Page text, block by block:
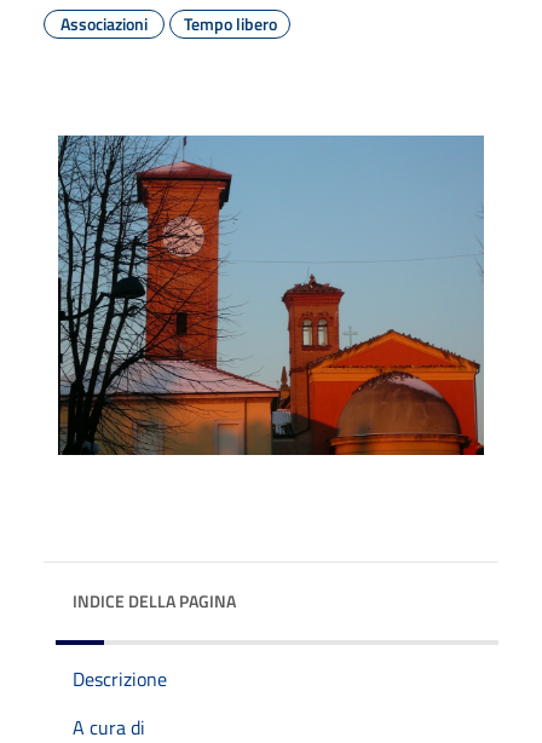
Associazioni
Tempo libero
INDICE DELLA PAGINA
Descrizione
A cura di